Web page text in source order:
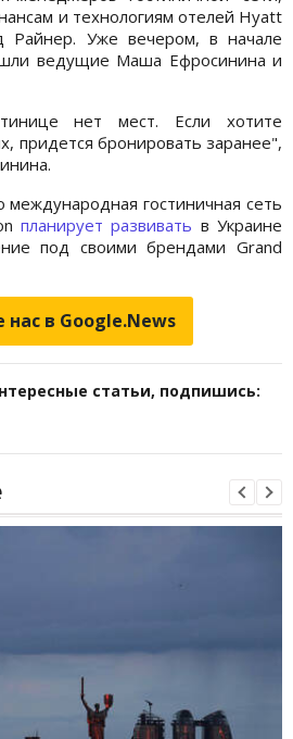
и технологиям отелей Hyatt
Райнер. Уже вечером, в начале
ведущие Маша Ефросинина и
нет мест. Если хотите
придется бронировать заранее",
гостиничная сеть
планирует развивать в Украине
под своими брендами Grand
нас в Google.News
статьи, подпишись: